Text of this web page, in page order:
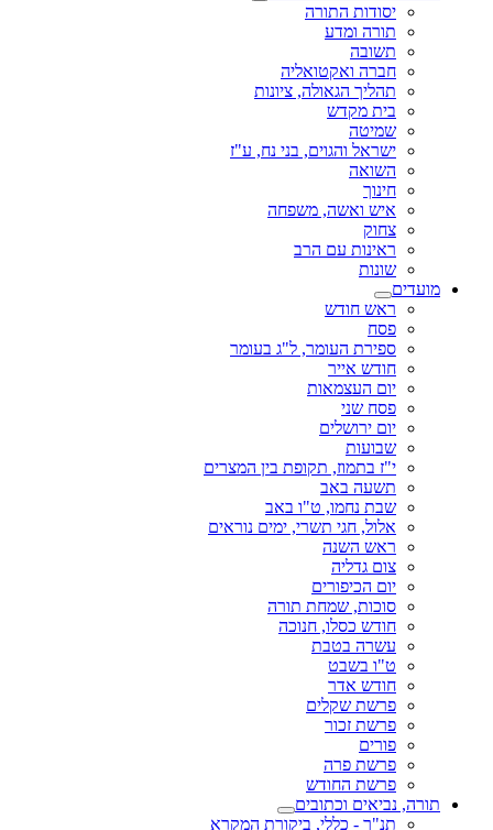
יסודות התורה
תורה ומדע
תשובה
חברה ואקטואליה
תהליך הגאולה, ציונות
בית מקדש
שמיטה
ישראל והגוים, בני נח, ע"ז
השואה
חינוך
איש ואשה, משפחה
צחוק
ראינות עם הרב
שונות
מועדים
ראש חודש
פסח
ספירת העומר, ל"ג בעומר
חודש אייר
יום העצמאות
פסח שני
יום ירושלים
שבועות
י"ז בתמוז, תקופת בין המצרים
תשעה באב
שבת נחמו, ט"ו באב
אלול, חגי תשרי, ימים נוראים
ראש השנה
צום גדליה
יום הכיפורים
סוכות, שמחת תורה
חודש כסלו, חנוכה
עשרה בטבת
ט"ו בשבט
חודש אדר
פרשת שקלים
פרשת זכור
פורים
פרשת פרה
פרשת החודש
תורה, נביאים וכתובים
תנ"ך - כללי, ביקורת המקרא